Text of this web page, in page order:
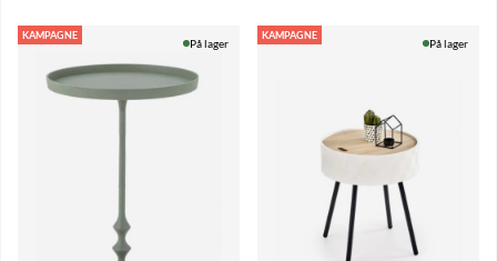
KAMPAGNE
På lager
KAMPAGNE
På lager